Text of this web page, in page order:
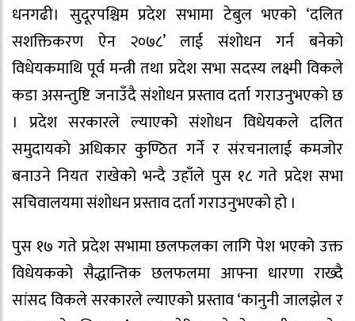
धनगढी। सुदूरपश्चिम प्रदेश सभामा टेबुल भएको ‘दलित
सशक्तिकरण ऐन २०७८’ लाई संशोधन गर्न बनेको
विधेयकमाथि पूर्व मन्त्री तथा प्रदेश सभा सदस्य लक्ष्मी विकले
कडा असन्तुष्टि जनाउँदै संशोधन प्रस्ताव दर्ता गराउनुभएको छ
। प्रदेश सरकारले ल्याएको संशोधन विधेयकले दलित
समुदायको अधिकार कुण्ठित गर्ने र संरचनालाई कमजोर
बनाउने नियत राखेको भन्दै उहाँले पुस १८ गते प्रदेश सभा
सचिवालयमा संशोधन प्रस्ताव दर्ता गराउनुभएको हो ।
पुस १७ गते प्रदेश सभामा छलफलका लागि पेश भएको उक्त
विधेयकको सैद्धान्तिक छलफलमा आफ्ना धारणा राख्दै
सांसद विकले सरकारले ल्याएको प्रस्ताव ‘कानुनी जालझेल र